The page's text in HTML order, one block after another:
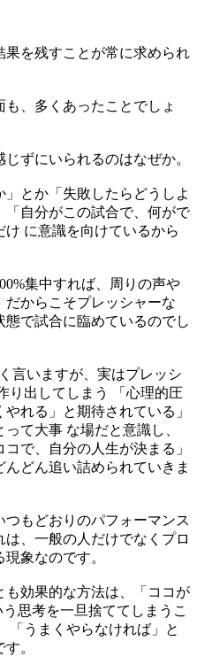
を残すことが常に求められ
、多くあったことでしょ
ずにいられるのはなぜか。
とか「失敗したらどうしよ
「自分がこの試合で、何がで
に意識を向けているから
集中すれば、周りの声や
からこそプレッシャーな
態で試合に臨めているのでし
言いますが、実はプレッシ
り出してしまう 「心理的圧
れる」と期待されている」
て大事 な場だと意識し、
で、自分の人生が決まる」
どん追い詰められていきま
もどおりのパフォーマンス
、一般の人だけでなくプロ
象なのです。
効果的な方法は、「ココが
思考を一旦捨ててしまうこ
「うまくやらなければ」と
。